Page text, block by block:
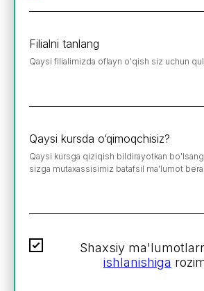
Filialni tanlang
Qaysi filialimizda oflayn o'qish siz uchun
Qaysi kursda o‘qimoqchisiz?
Qaysi kursga qiziqish bildirayotkan
sizga mutaxassisimiz batafsil ma'lumot
Shaxsiy
ishlanishiga